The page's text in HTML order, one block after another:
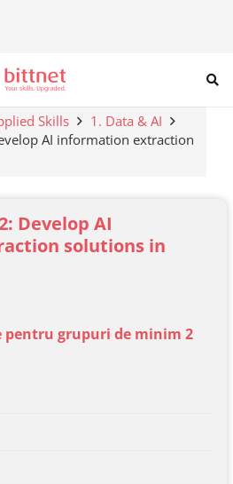
When autocomplete results
Skills
1. Data & AI
AI information extraction
Develop AI
solutions in
pentru grupuri de minim 2